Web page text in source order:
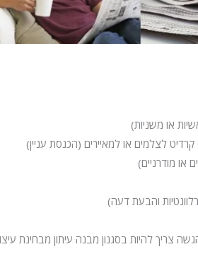
או משניות)
לצלמים או למאיירים (הכנסת עניין)
או מודרניים)
והבעת דעה)
צריך להיות בסגנון מבנה עיתון מבחינת